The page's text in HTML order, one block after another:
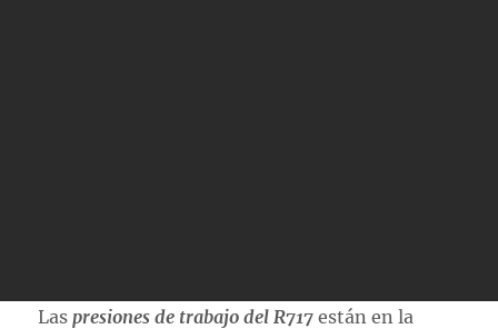
Laspresiones de trabajo del R717 están en la